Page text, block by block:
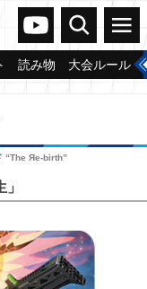
ヴァンガードch
検索 メニュー
読み物 大会ルール
“The Яe-birth”